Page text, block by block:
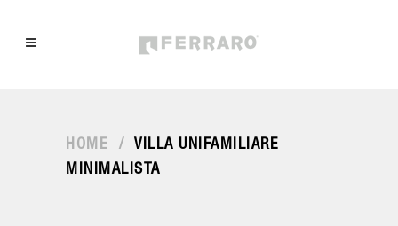
HOME /
VILLA UNIFAMILIARE
MINIMALISTA